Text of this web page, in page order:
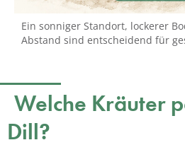
Ein sonniger Standort, lockerer
Abstand sind entscheidend für
Welche Kräuter
Dill?